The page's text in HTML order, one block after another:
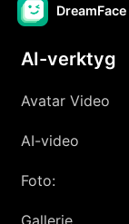
DreamFace
AI-verktyg
Avatar Video
AI-video
Foto:
Gallerie